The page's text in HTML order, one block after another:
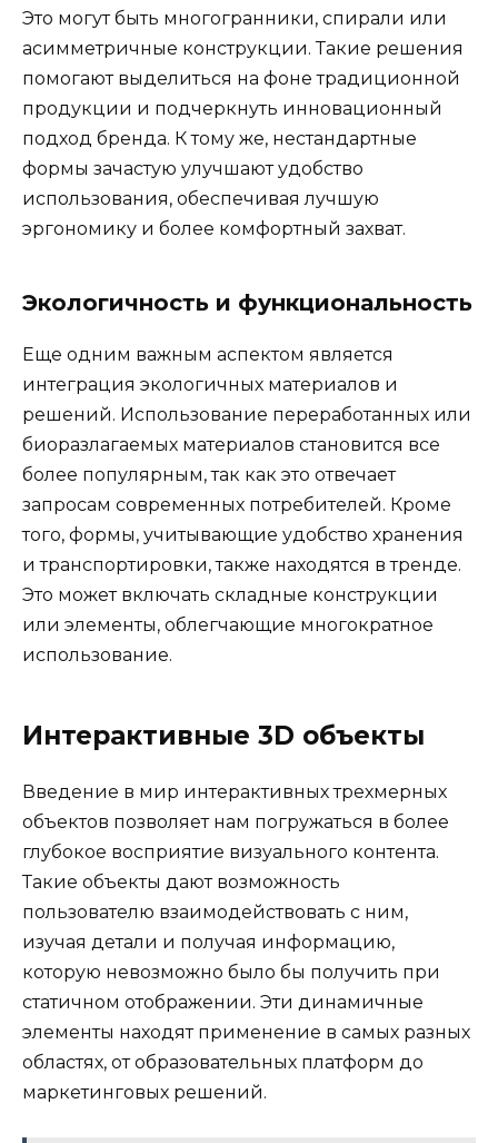
Это могут быть многогранники, спирали или
асимметричные конструкции. Такие решения
помогают выделиться на фоне традиционной
продукции и подчеркнуть инновационный
подход бренда. К тому же, нестандартные
формы зачастую улучшают удобство
использования, обеспечивая лучшую
эргономику и более комфортный захват.
Экологичность и функциональность
Еще одним важным аспектом является
интеграция экологичных материалов и
решений. Использование переработанных или
биоразлагаемых материалов становится все
более популярным, так как это отвечает
запросам современных потребителей. Кроме
того, формы, учитывающие удобство хранения
и транспортировки, также находятся в тренде.
Это может включать складные конструкции
или элементы, облегчающие многократное
использование.
Интерактивные 3D объекты
Введение в мир интерактивных трехмерных
объектов позволяет нам погружаться в более
глубокое восприятие визуального контента.
Такие объекты дают возможность
пользователю взаимодействовать с ним,
изучая детали и получая информацию,
которую невозможно было бы получить при
статичном отображении. Эти динамичные
элементы находят применение в самых разных
областях, от образовательных платформ до
маркетинговых решений.